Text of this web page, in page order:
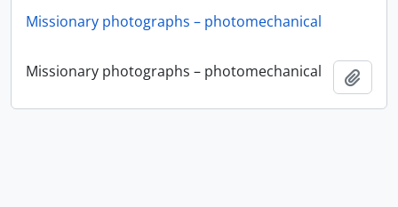
Missionary photographs – photomechanical
Missionary photographs – photomechanical